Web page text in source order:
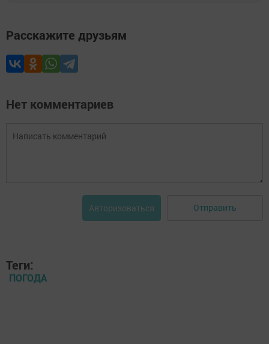
Расскажите друзьям
Нет комментариев
Авторизоваться Отправить
Теги:
ПОГОДА